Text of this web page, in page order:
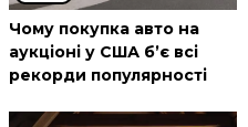
Чому покупка авто на
аукціоні у США б’є всі
рекорди популярності